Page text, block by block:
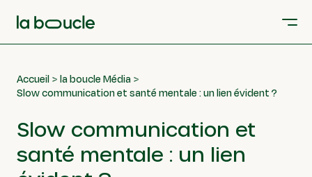
Accueil
la boucle Média
Slow communication et santé mentale : un lien évident ?
Slow communication et
santé mentale : un lien